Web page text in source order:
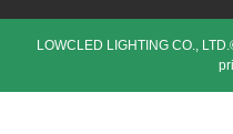
LOWCLED LIGHTING CO.,